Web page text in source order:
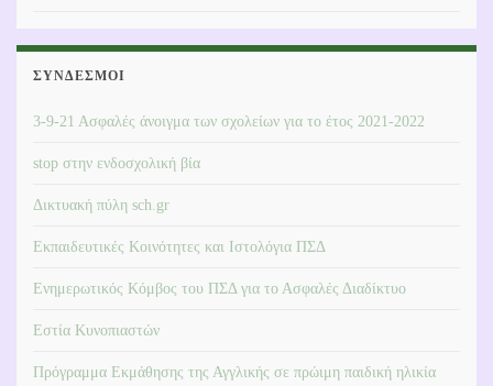
ΣΎΝΔΕΣΜΟΙ
3-9-21 Ασφαλές άνοιγμα των σχολείων για το έτος 2021-2022
stop στην ενδοσχολική βία
Δικτυακή πύλη sch.gr
Εκπαιδευτικές Κοινότητες και Ιστολόγια ΠΣΔ
Ενημερωτικός Κόμβος του ΠΣΔ για το Ασφαλές Διαδίκτυο
Εστία Κυνοπιαστών
Πρόγραμμα Εκμάθησης της Αγγλικής σε πρώιμη παιδική ηλικία